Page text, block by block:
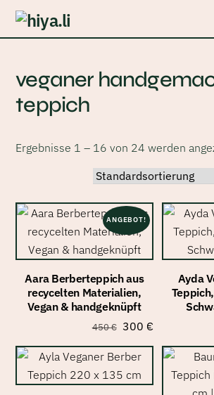
Skip
veganer
teppich
Ergebnisse 1 – 16 von 24 werden
ANGEBOT!
Aara Berberteppich aus
recycelten Materialien,
Vegan & handgeknüpft
450€ Ursprünglicher
Preis
war:
450 €
300 €Aktueller
Preis
ist:
300 €.
Ayda